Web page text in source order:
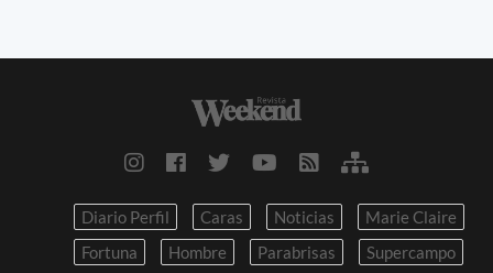
Diario Perfil Caras Noticias
Marie Claire
Fortuna
Hombre Parabrisas
Supercampo